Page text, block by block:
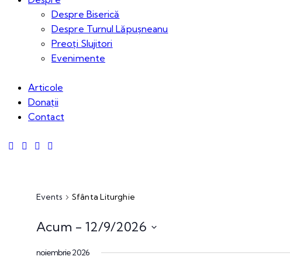
Despre Biserică
Despre Turnul Lăpușneanu
Preoți Slujitori
Evenimente
Articole
Donații
Contact
Events Sfânta Liturghie
Acum - 12/9/2026
date.
noiembrie 2026